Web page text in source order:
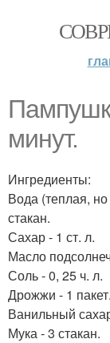
минут.
Ингредиенты:
Вода (теплая,
стакан.
Сахар - 1 ст. л.
Масло
Соль - 0, 25 ч. л.
Дрожжи - 1 пакет.
Ванильный
Мука - 3 стакан.